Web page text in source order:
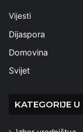
Vijesti
Dijaspora
Domovina
Svijet
KATEGORIJE U